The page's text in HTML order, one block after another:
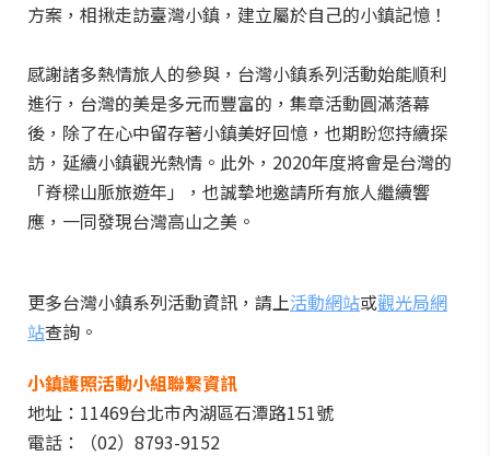
方案，相揪走訪臺灣小鎮，建立屬於自己的小鎮記憶！
感謝諸多熱情旅人的參與，台灣小鎮系列活動始能順利
進行，台灣的美是多元而豐富的，集章活動圓滿落幕
後，除了在心中留存著小鎮美好回憶，也期盼您持續探
訪，延續小鎮觀光熱情。此外，2020年度將會是台灣的
「脊樑山脈旅遊年」，也誠摯地邀請所有旅人繼續響
應，一同發現台灣高山之美。
更多台灣小鎮系列活動資訊，請上活動網站或觀光局網
站查詢。
小鎮護照活動小組聯繫資訊
地址：11469台北市內湖區石潭路151號
電話：（02）8793-9152